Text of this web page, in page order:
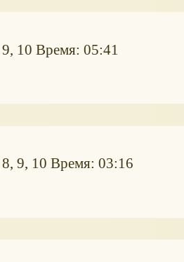
10 Время: 05:41
9, 10 Время: 03:16